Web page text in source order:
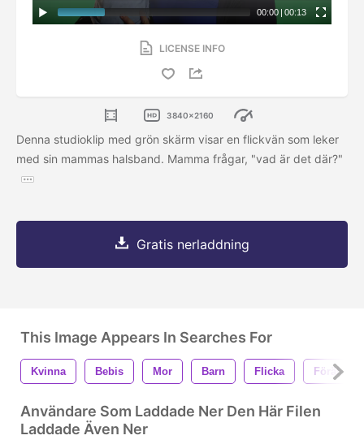
00:00 | 00:13
LICENSE INFO
3840x2160
Denna studioklip med grön skärm visar en flickvän som leker
med sin mammas halsband. Mamma frågar, "vad är det där?"
Gratis nerladdning
This Image Appears In Searches For
Kvinna Bebis Mor Barn Flicka Förälder
Användare Som Laddade Ner Den Här Filen
Laddade Även Ner